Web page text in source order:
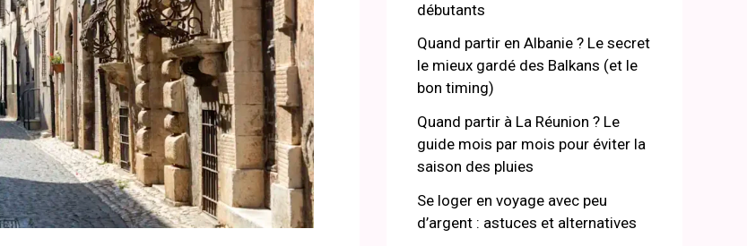
débutants
Quand partir en Albanie ? Le secret
le mieux gardé des Balkans (et le
bon timing)
Quand partir à La Réunion ? Le
guide mois par mois pour éviter la
saison des pluies
Se loger en voyage avec peu
d’argent : astuces et alternatives